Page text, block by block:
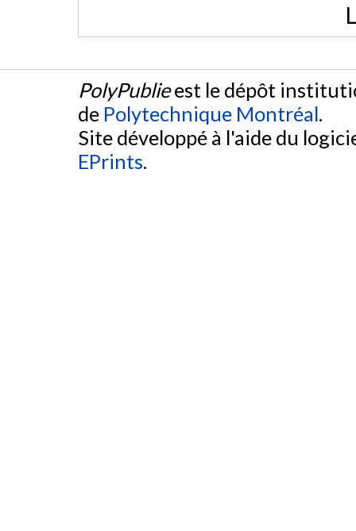
PolyPublieest le dépôt
de Polytechnique Montréal.
Site développé à l'aide du
EPrints.